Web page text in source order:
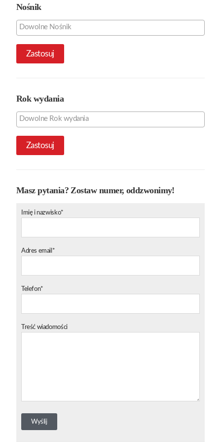
Nośnik
Zastosuj
Rok wydania
Zastosuj
Masz pytania? Zostaw numer, oddzwonimy!
Imię i nazwisko*
Adres email*
Telefon*
Treść wiadomości